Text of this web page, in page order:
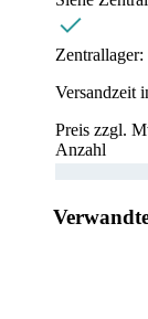
Zentrallager:
Versandzeit
Preis zzgl.
Anzahl